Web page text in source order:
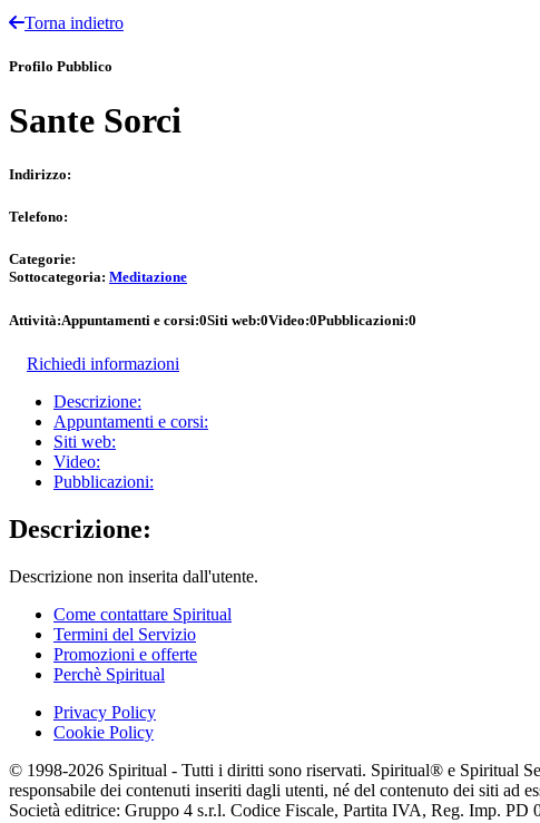
Torna indietro
Profilo Pubblico
Sante Sorci
Indirizzo:
Telefono:
Categorie:
Sottocategoria: Meditazione
Attività:Appuntamenti e corsi:0Siti web:0Video:0Pubblicazioni:0
Richiedi informazioni
Descrizione:
Appuntamenti e corsi:
Siti web:
Video:
Pubblicazioni:
Descrizione:
Descrizione non inserita dall'utente.
Come contattare Spiritual
Termini del Servizio
Promozioni e offerte
Perchè Spiritual
Privacy Policy
Cookie Policy
© 1998-2026 Spiritual - Tutti i diritti sono riservati. Spiritual® e Spiritual
responsabile dei contenuti inseriti dagli utenti, né del contenuto dei siti ad
Società editrice: Gruppo 4 s.r.l. Codice Fiscale, Partita IVA, Reg. Imp. PD